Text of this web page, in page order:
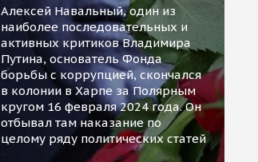
Алексей Навальный, один из
наиболее последовательных и
активных критиков Владимира
Путина, основатель Фонда
борьбы с коррупцией, скончался
в колонии в Харпе за Полярным
кругом 16 февраля 2024 года. Он
отбывал там наказание по
целому ряду политических статей